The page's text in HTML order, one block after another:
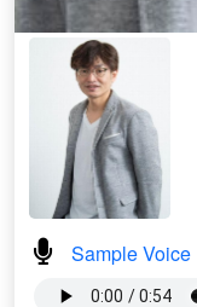
Sample Voice